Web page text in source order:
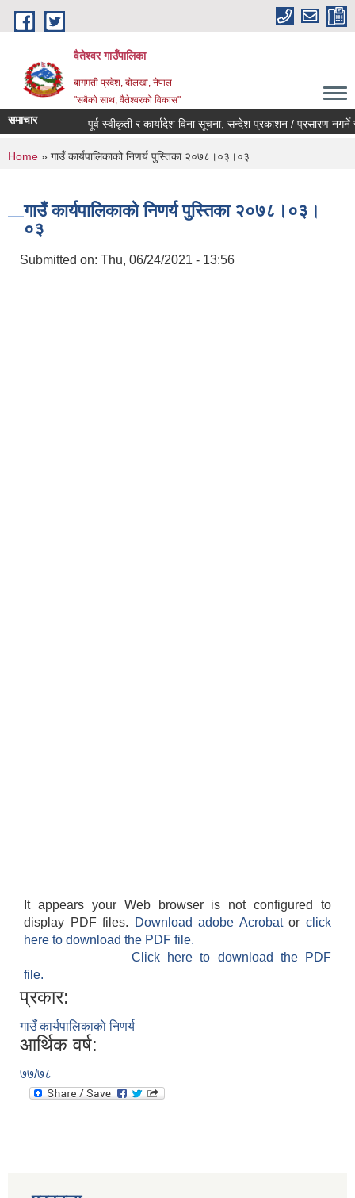
Skip to main content
वैतेश्वर गाउँपालिका
बागमती प्रदेश, दाेलखा, नेपाल
"सबैको साथ, वैतेश्वरको विकास"
समाचार पूर्व स्वीकृती र कार्यादेश विना सूचना, सन्देश प्रकाशन / प्रसारण नगर्ने
You are here
Home » गाउँ कार्यपालिकाको निणर्य पुस्तिका २०७८।०३।०३
गाउँ कार्यपालिकाको निणर्य पुस्तिका २०७८।०३।
०३
Submitted on: Thu, 06/24/2021 - 13:56
It appears your Web browser is not configured to
display PDF files.
Download adobe Acrobatorclick
here to download the PDF file.
Click here to download the PDF
file.
प्रकार:
गाउँ कार्यपालिकाकाे निणर्य
आर्थिक वर्ष:
७७/७८